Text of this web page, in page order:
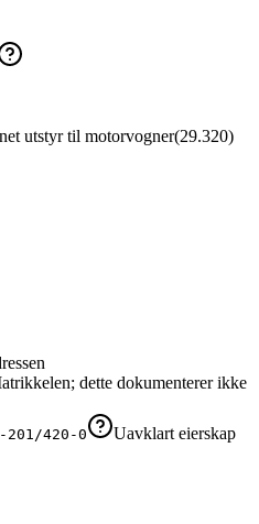
utstyr til motorvogner(29.320)
dette dokumenterer ikke
201/420-0
Uavklart eierskap